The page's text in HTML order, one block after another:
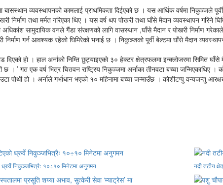
व्यवस्थापनको कामलाई प्राथमिकता दिईएको छ । यस आर्थिक वर्षमा निकुञ्जले
तथा मर्मत गरिएका थिए । यस वर्ष थप पोखरी तथा घाँसे मैदान व्यवस्थापन गरिने
सामुदायिक वनले गैंडा संरक्षणको लागि वासस्थान ,घाँसे मैदान र पोखरी निर्माण
निर्माण गर्न आवश्यक रहेको घिमिरेको भनाई छ । निकुञ्जको पूर्वी बेल्टमा घाँसे मैदान
हो । हाल अर्नाको निम्ति छुट्याइएको ३० हेक्टर क्षेत्रफलमा इन्क्लोजरमा सिमित
एक वर्ष भित्र चितवन राष्ट्रिय निकुञ्जमा अर्नाका तीनवटा बच्चा जन्मिएकाथिए ।
हो । अर्नाले गर्भाधान भएको १० महिनामा बच्चा जन्माउँछ । कोशीटप्पु वन्यजन्तु
ध्रुर्वे निकुञ्जभित्रैः १०÷१० मिनेटमा अनुगमन नदी तटीय